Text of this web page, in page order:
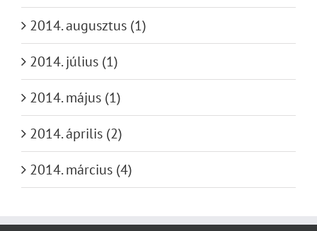
2014. augusztus (1)
2014. július (1)
2014. május (1)
2014. április (2)
2014. március (4)